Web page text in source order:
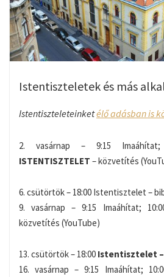
Istentiszteletek és más
Istentiszteleteinketélő adásban is
2. vasárnap – 9:15
ISTENTISZTELET – közvetítés
6. csütörtök – 18:00 Istentisztelet –
9. vasárnap – 9:15 Imaáhítat;
közvetítés (YouTube)
13. csütörtök – 18:00 Istentisztelet
16. vasárnap – 9:15 Imaáhítat;